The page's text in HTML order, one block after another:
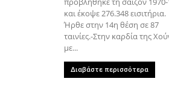
και έκοψε 276.348 εισιτήρια.
Ήρθε στην 14η θέση σε 87
ταινίες.-Στην καρδία της
με...
Διαβάστε περισσότερα